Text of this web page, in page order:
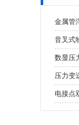
金属管
音叉式
数显压
压力变
电接点